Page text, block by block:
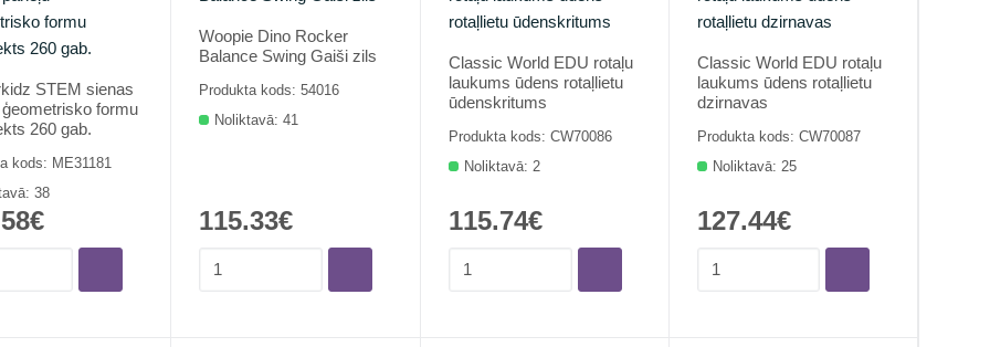
STEM sienas
ģeometrisko formu
260 gab.
kods: ME31181
38
Woopie Dino Rocker
Balance Swing Gaiši zils
Produkta kods: 54016
Noliktavā: 41
115.33€
Classic World EDU rotaļu
laukums ūdens rotaļlietu
ūdenskritums
Produkta kods: CW70086
Noliktavā: 2
115.74€
Classic World EDU rotaļu
laukums ūdens rotaļlietu
dzirnavas
Produkta kods: CW70087
Noliktavā: 25
127.44€